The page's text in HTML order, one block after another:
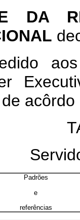
DA
Padrões
e
referências